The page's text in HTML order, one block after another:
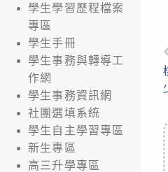
學生學習歷程檔案
專區
學生手冊
學生事務與轉導工
作網
學生事務資訊網
社團選填系統
學生自主學習專區
新生專區
高三升學專區